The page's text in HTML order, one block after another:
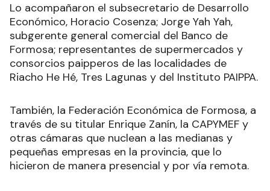
Lo acompañaron el subsecretario de Desarrollo
Económico, Horacio Cosenza; Jorge Yah Yah,
subgerente general comercial del Banco de
Formosa; representantes de supermercados y
consorcios paipperos de las localidades de
Riacho He Hé, Tres Lagunas y del Instituto PAIPPA.
También, la Federación Económica de Formosa, a
través de su titular Enrique Zanín, la CAPYMEF y
otras cámaras que nuclean a las medianas y
pequeñas empresas en la provincia, que lo
hicieron de manera presencial y por vía remota.